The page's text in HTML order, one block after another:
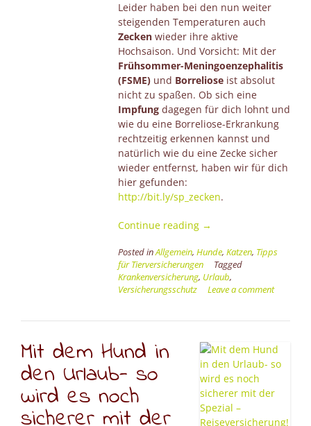
Leider haben bei den nun weiter
steigenden Temperaturen auch
Zecken wieder ihre aktive
Hochsaison. Und Vorsicht: Mit der
Frühsommer-Meningoenzephalitis
(FSME)und Borrelioseist absolut
nicht zu spaßen. Ob sich eine
Impfungdagegen für dich lohnt und
wie du eine Borreliose-Erkrankung
rechtzeitig erkennen kannst und
natürlich wie du eine Zecke sicher
wieder entfernst, haben wir für dich
hier gefunden:
http://bit.ly/sp_zecken.
Continue reading “Kleiner
mit
großer
Wirkung
und
immer
sehr
gefährlich
für
dich”
→
Posted inAllgemein, Hunde, Katzen, Tipps
für Tierversicherungen
Tagged
Krankenversicherung, Urlaub,
Versicherungsschutz
Leave a comment
Mit dem Hund in
den Urlaub- so
wird es noch
sicherer mit der